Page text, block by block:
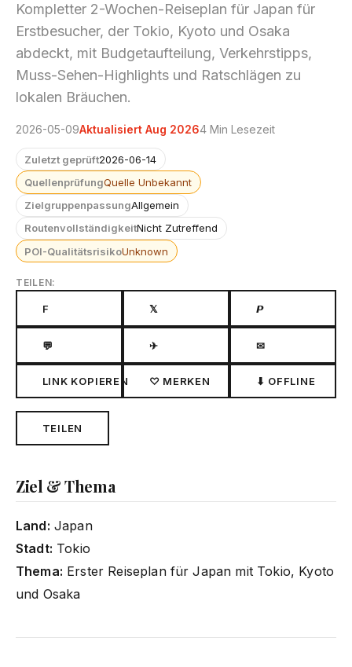
Kompletter 2-Wochen-Reiseplan für Japan für
Erstbesucher, der Tokio, Kyoto und Osaka
abdeckt, mit Budgetaufteilung, Verkehrstipps,
Muss-Sehen-Highlights und Ratschlägen zu
lokalen Bräuchen.
2026-05-09Aktualisiert Aug 20264 Min Lesezeit
Zuletzt geprüft2026-06-14
QuellenprüfungQuelle Unbekannt
ZielgruppenpassungAllgemein
RoutenvollständigkeitNicht Zutreffend
POI-QualitätsrisikoUnknown
TEILEN:
F 𝕏 𝙋
💬 ✈ ✉
LINK KOPIEREN ♡ MERKEN ⬇ OFFLINE
TEILEN
Ziel & Thema
Land: Japan
Stadt: Tokio
Thema: Erster Reiseplan für Japan mit Tokio, Kyoto
und Osaka